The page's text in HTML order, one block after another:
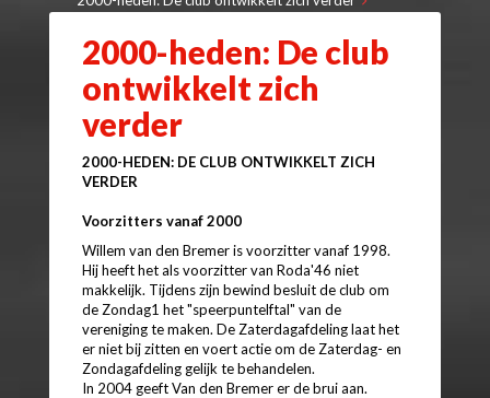
2000-heden: De club
ontwikkelt zich
verder
2000-HEDEN: DE CLUB ONTWIKKELT ZICH
VERDER
Voorzitters vanaf 2000
Willem van den Bremer is voorzitter vanaf 1998.
Hij heeft het als voorzitter van Roda'46 niet
makkelijk. Tijdens zijn bewind besluit de club om
de Zondag1 het "speerpuntelftal" van de
vereniging te maken. De Zaterdagafdeling laat het
er niet bij zitten en voert actie om de Zaterdag- en
Zondagafdeling gelijk te behandelen.
In 2004 geeft Van den Bremer er de brui aan.